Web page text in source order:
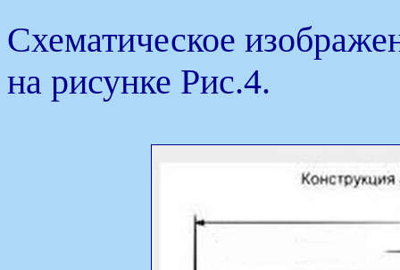
Схематическое
на рисунке Рис.4.